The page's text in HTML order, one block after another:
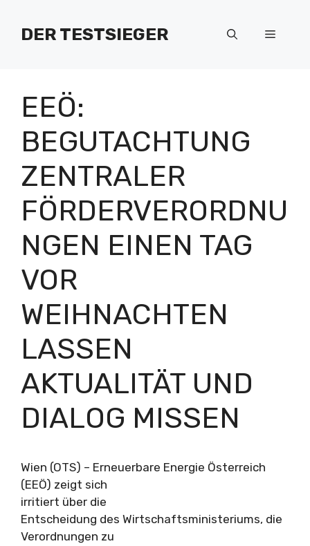
Inhalt
springenDER TESTSIEGER Menü
EEÖ:
BEGUTACHTUNG
ZENTRALER
FÖRDERVERORDNU
NGEN EINEN TAG
VOR
WEIHNACHTEN
LASSEN
AKTUALITÄT UND
DIALOG MISSEN
Wien (OTS) – Erneuerbare Energie Österreich
(EEÖ) zeigt sich
irritiert über die
Entscheidung des Wirtschaftsministeriums, die
Verordnungen zu